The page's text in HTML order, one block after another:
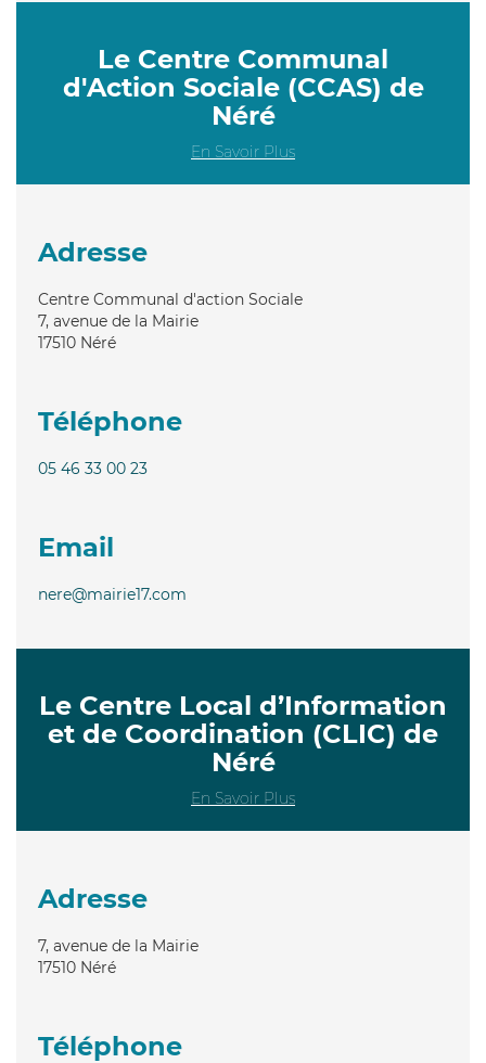
Le Centre Communal
d'Action Sociale (CCAS) de
Néré
En Savoir Plus
Adresse
Centre Communal d'action Sociale
7, avenue de la Mairie
17510 Néré
Téléphone
05 46 33 00 23
Email
nere@mairie17.com
Le Centre Local d’Information
et de Coordination (CLIC) de
Néré
En Savoir Plus
Adresse
7, avenue de la Mairie
17510 Néré
Téléphone